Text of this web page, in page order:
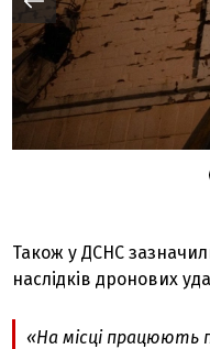
Також у ДСНС
наслідків дронових
«На місці працюють